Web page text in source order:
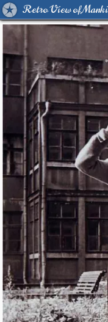
Retro View of